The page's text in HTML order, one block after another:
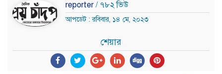
reporter / ৭৮২ ভিউ
আপডেট : রবিবার, ১৪ মে, ২০২৩
শেয়ার